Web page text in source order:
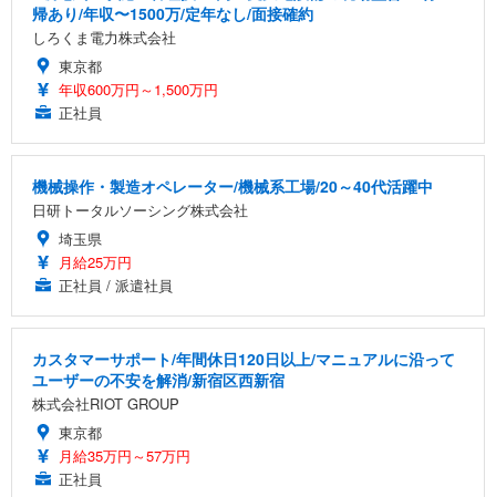
帰あり/年収〜1500万/定年なし/面接確約
しろくま電力株式会社
東京都
年収600万円～1,500万円
正社員
機械操作・製造オペレーター/機械系工場/20～40代活躍中
日研トータルソーシング株式会社
埼玉県
月給25万円
正社員 / 派遣社員
カスタマーサポート/年間休日120日以上/マニュアルに沿って
ユーザーの不安を解消/新宿区西新宿
株式会社RIOT GROUP
東京都
月給35万円～57万円
正社員